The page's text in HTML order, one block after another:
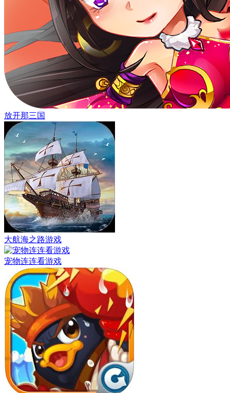
放开那三国
大航海之路游戏
宠物连连看游戏